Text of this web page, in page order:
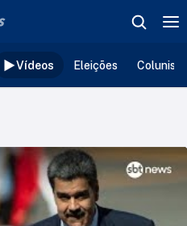
Vídeos Eleições